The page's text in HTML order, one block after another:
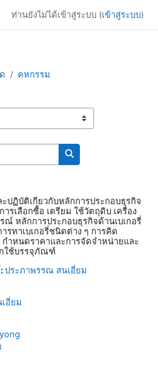
ท่านยังไม่ได้เข้าสู่ระบบ (เข้าสู่ระบบ)
คหกรรม
ค้นหารายวิชา
ปฏิบัติเกี่ยวกับหลักการประกอบธุรกิจ
การเลือกซื้อ เตรียม ใช้วัตถุดิบ เครื่อง
ณ์ หลักการประกอบธุรกิจด้านเบเกอรี่
รทาเบเกอรี่ชนิดต่าง ๆ การคิด
ำหนดราคาและการจัดจำหน่ายและ
กใช้บรรจุภัณฑ์
ประภาพรรณ สนเอี่ยม
อี่ยม